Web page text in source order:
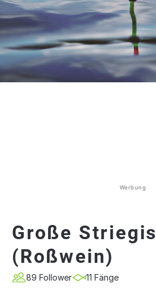
Werbung
Große Striegis
(Roßwein)
89 Follower 11 Fänge